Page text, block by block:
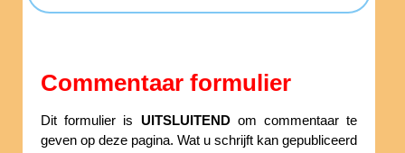
Commentaar formulier
Dit formulier is UITSLUITENDom commentaar te
geven op deze pagina. Wat u schrijft kan gepubliceerd